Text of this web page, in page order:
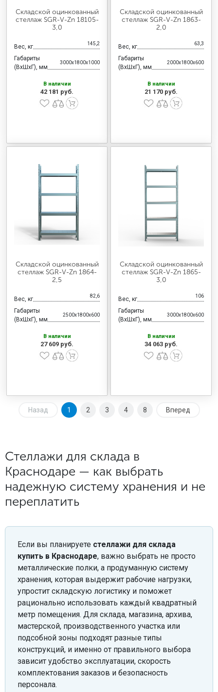
Складской оцинкованный
стеллаж SGR-V-Zn 18105-
3,0
Вес, кг 145,2
Габариты
(ВхШхГ), мм
3000x1800x1000
В наличии
42 181 руб.
Складской оцинкованный
стеллаж SGR-V-Zn 1863-
2,0
Вес, кг 63,3
Габариты
(ВхШхГ), мм
2000x1800x600
В наличии
21 170 руб.
Складской оцинкованный
стеллаж SGR-V-Zn 1864-
2,5
Вес, кг 82,6
Габариты
(ВхШхГ), мм
2500x1800x600
В наличии
27 609 руб.
Складской оцинкованный
стеллаж SGR-V-Zn 1865-
3,0
Вес, кг 106
Габариты
(ВхШхГ), мм
3000x1800x600
В наличии
34 063 руб.
Назад 1 2 3 4 8 Вперед
Стеллажи для склада в
Краснодаре — как выбрать
надежную систему хранения и не
переплатить
Если вы планируете стеллажи для склада
купить в Краснодаре, важно выбрать не просто
металлические полки, а продуманную систему
хранения, которая выдержит рабочие нагрузки,
упростит складскую логистику и поможет
рационально использовать каждый квадратный
метр помещения. Для склада, магазина, архива,
мастерской, производственного участка или
подсобной зоны подходят разные типы
конструкций, и именно от правильного выбора
зависит удобство эксплуатации, скорость
комплектования заказов и безопасность
персонала.